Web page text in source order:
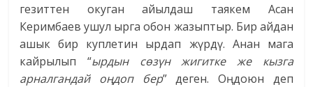
гезиттен окуган айылдаш таякем Асан
Керимбаев ушул ырга обон жазыптыр. Бир айдан
ашык бир куплетин ырдап жүрдү. Анан мага
кайрылып “ырдын сөзүн жигитке же кызга
арналгандай оңдоп бер” деген. Оңдоюн деп